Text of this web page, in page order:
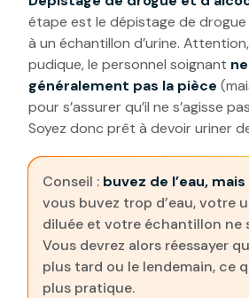
étape est le dépistage de drogue
à un échantillon d’urine.
pudique, le personnel soignant
généralement pas la pièce
pour s’assurer qu’il ne s’agisse
Soyez donc prêt à devoir uriner
Conseil : buvez de l’eau,
vous buvez trop d’eau, votre
diluée et votre échantillon ne
Vous devrez alors réessayer
plus tard ou le lendemain, ce
plus pratique.